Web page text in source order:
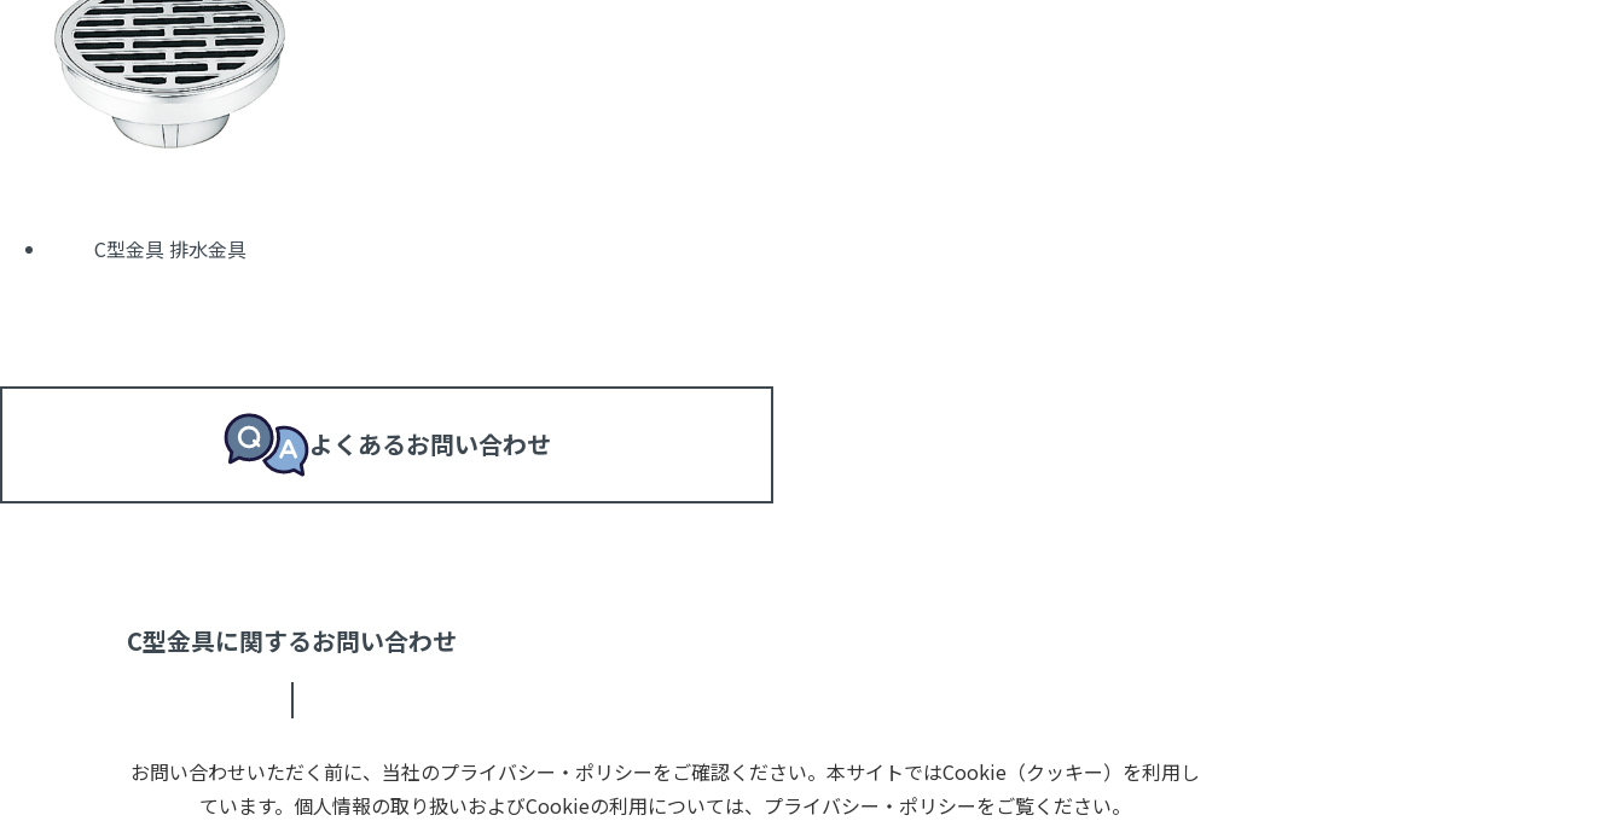
C型金具 排水金具
よくあるお問い合わせ
C型金具に関するお問い合わせ
お問い合わせいただく前に、当社のプライバシー・ポリシーをご確認ください。本サイトではCookie（クッキー）を利用し
ています。個人情報の取り扱いおよびCookieの利用については、プライバシー・ポリシーをご覧ください。